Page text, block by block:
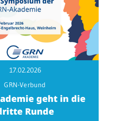
17.02.2026
GRN-Verbund
geht in die
Runde